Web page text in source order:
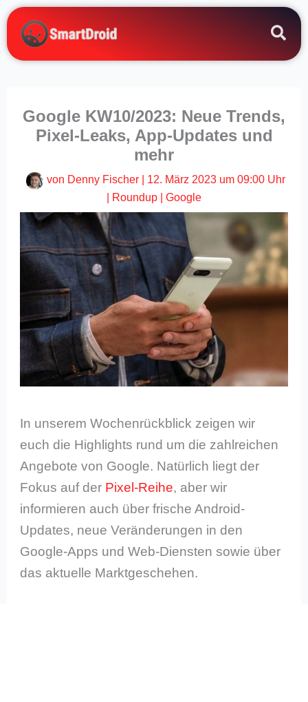
Zum
Inhalt
springen
Google KW10/2023: Neue Trends,
Pixel-Leaks, App-Updates und
mehr
von Denny Fischer
12. März 2023 um 09:00 Uhr
Roundup Google
In unserem Wochenrückblick zeigen wir
euch die Highlights rund um die zahlreichen
Angebote von Google. Natürlich liegt der
Fokus auf der Pixel-Reihe, aber wir
informieren auch über frische Android-
Updates, neue Veränderungen in den
Google-Apps und Web-Diensten sowie über
das aktuelle Marktgeschehen.